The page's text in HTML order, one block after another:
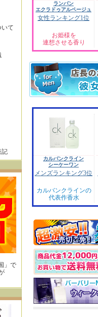
ランバン
エクラドゥアルページュ
女性ランキング1位
お姫様を
連想させる香り
カルバンクライン
シーケーワン
メンズランキング3位
カルバンクラインの
代表作香水
て
記
」で